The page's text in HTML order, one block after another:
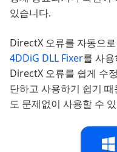
있습니다.
DirectX 오류를 자동으
4DDiG DLL Fixer를 사
DirectX 오류를 쉽게 수
단하고 사용하기 쉽기
도 문제없이 사용할 수